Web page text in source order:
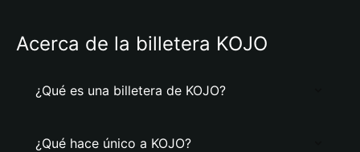
Acerca de la billetera KOJO
¿Qué es una billetera de KOJO?
¿Qué hace único a KOJO?